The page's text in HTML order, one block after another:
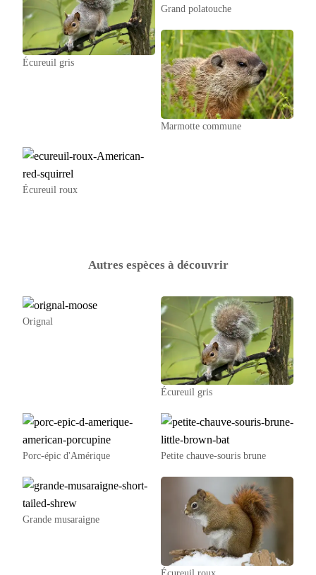
Écureuil gris
Grand polatouche
Marmotte commune
Écureuil roux
Autres espèces à découvrir
Orignal
Écureuil gris
Porc-épic d'Amérique Petite chauve-souris brune
Grande musaraigne